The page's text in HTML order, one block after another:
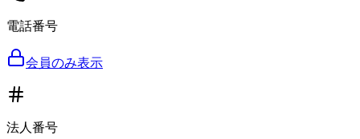
電話番号
会員のみ表示
法人番号